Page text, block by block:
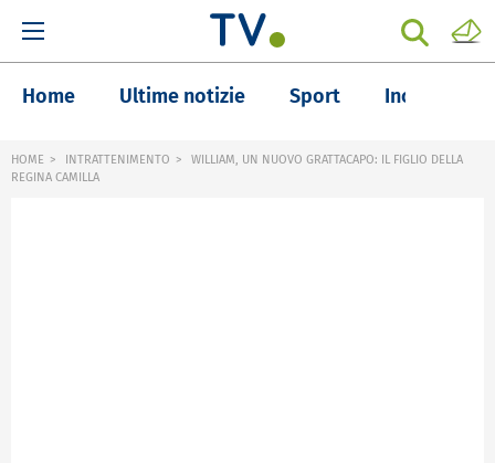
Home Ultime notizie Sport Inchieste
HOME INTRATTENIMENTO
WILLIAM, UN NUOVO GRATTACAPO: IL FIGLIO DELLA
REGINA CAMILLA